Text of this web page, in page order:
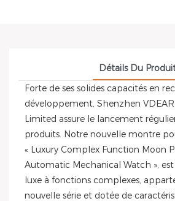
Détails Du
Forte de ses solides capacités en
développement, Shenzhen
Limited assure le lancement
produits. Notre nouvelle montre
« Luxury Complex Function Moon
Automatic Mechanical Watch »,
luxe à fonctions complexes,
nouvelle série et dotée de